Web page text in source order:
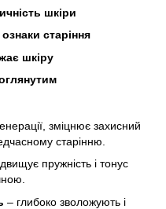
шкіри
старіння
шкіру
зміцнює захисний
старінню.
пружність і тонус
– глибоко зволожують і